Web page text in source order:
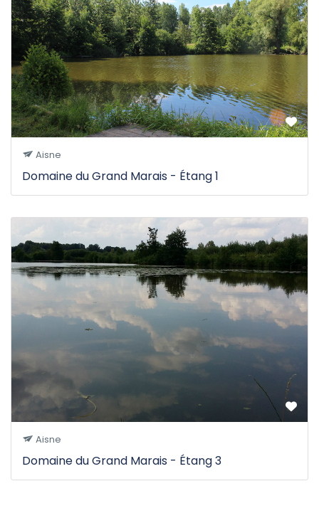
Aisne
Domaine du Grand Marais - Étang 1
Aisne
Domaine du Grand Marais - Étang 3